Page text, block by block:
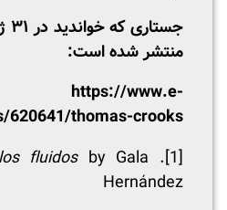
جستاری که خواندید در ۳۱ ژوئیه 2024 در
منتشر شده است:
https://www.e-
620641/thomas-crooks
[1]
.
fluidos by Gala
Hernández